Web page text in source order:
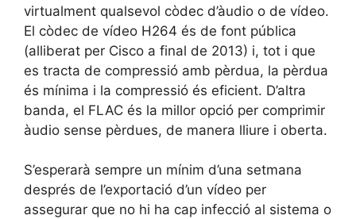
virtualment qualsevol còdec d’àudio o de vídeo.
El còdec de vídeo H264 és de font pública
(alliberat per Cisco a final de 2013) i, tot i que
es tracta de compressió amb pèrdua, la pèrdua
és mínima i la compressió és eficient. D’altra
banda, el FLAC és la millor opció per comprimir
àudio sense pèrdues, de manera lliure i oberta.
S’esperarà sempre un mínim d’una setmana
després de l’exportació d’un vídeo per
assegurar que no hi ha cap infecció al sistema o